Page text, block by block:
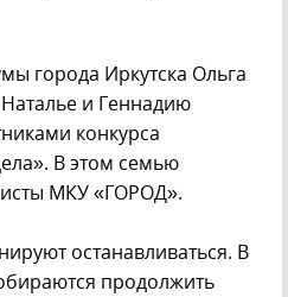
города Иркутска Ольга
и Геннадию
конкурса
В этом семью
МКУ «ГОРОД».
останавливаться. В
продолжить